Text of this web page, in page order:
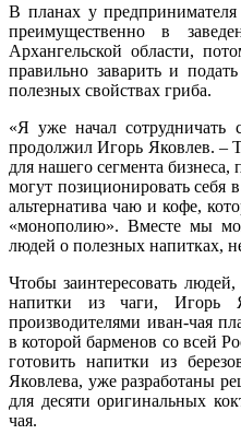
В планах у
преимущественно в
Архангельской области,
правильно заварить и
полезных свойствах гриба.
«Я уже начал сотрудничать
продолжил Игорь Яковлев. –
для нашего сегмента
могут позиционировать себя
альтернатива чаю и кофе,
«монополию». Вместе мы
людей о полезных напитках,
Чтобы заинтересовать
напитки из чаги, Игорь
производителями иван-чая
в которой барменов со всей
готовить напитки из
Яковлева, уже разработаны
для десяти оригинальных
чая.